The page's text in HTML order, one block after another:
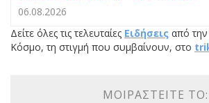
06.08.2026
Δείτε όλες τις τελευταίες Ειδήσεις από
Κόσμο, τη στιγμή που συμβαίνουν, στο
ΜΟΙΡΑΣΤΕΊΤΕ ΤΟ: